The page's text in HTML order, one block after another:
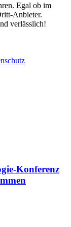
Egal ob im
Anbieter.
verlässlich!
Konferenz